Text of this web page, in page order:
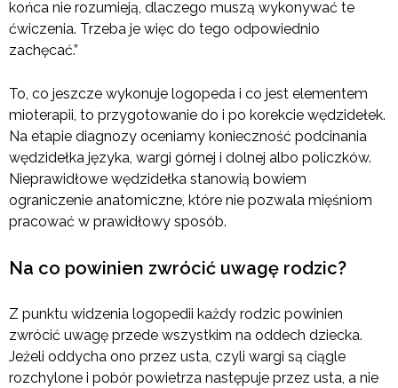
końca nie rozumieją, dlaczego muszą wykonywać te
ćwiczenia. Trzeba je więc do tego odpowiednio
zachęcać.”
To, co jeszcze wykonuje logopeda i co jest elementem
mioterapii, to przygotowanie do i po korekcie wędzidełek.
Na etapie diagnozy oceniamy konieczność podcinania
wędzidełka języka, wargi górnej i dolnej albo policzków.
Nieprawidłowe wędzidełka stanowią bowiem
ograniczenie anatomiczne, które nie pozwala mięśniom
pracować w prawidłowy sposób.
Na co powinien zwrócić uwagę rodzic?
Z punktu widzenia logopedii każdy rodzic powinien
zwrócić uwagę przede wszystkim na oddech dziecka.
Jeżeli oddycha ono przez usta, czyli wargi są ciągle
rozchylone i pobór powietrza następuje przez usta, a nie